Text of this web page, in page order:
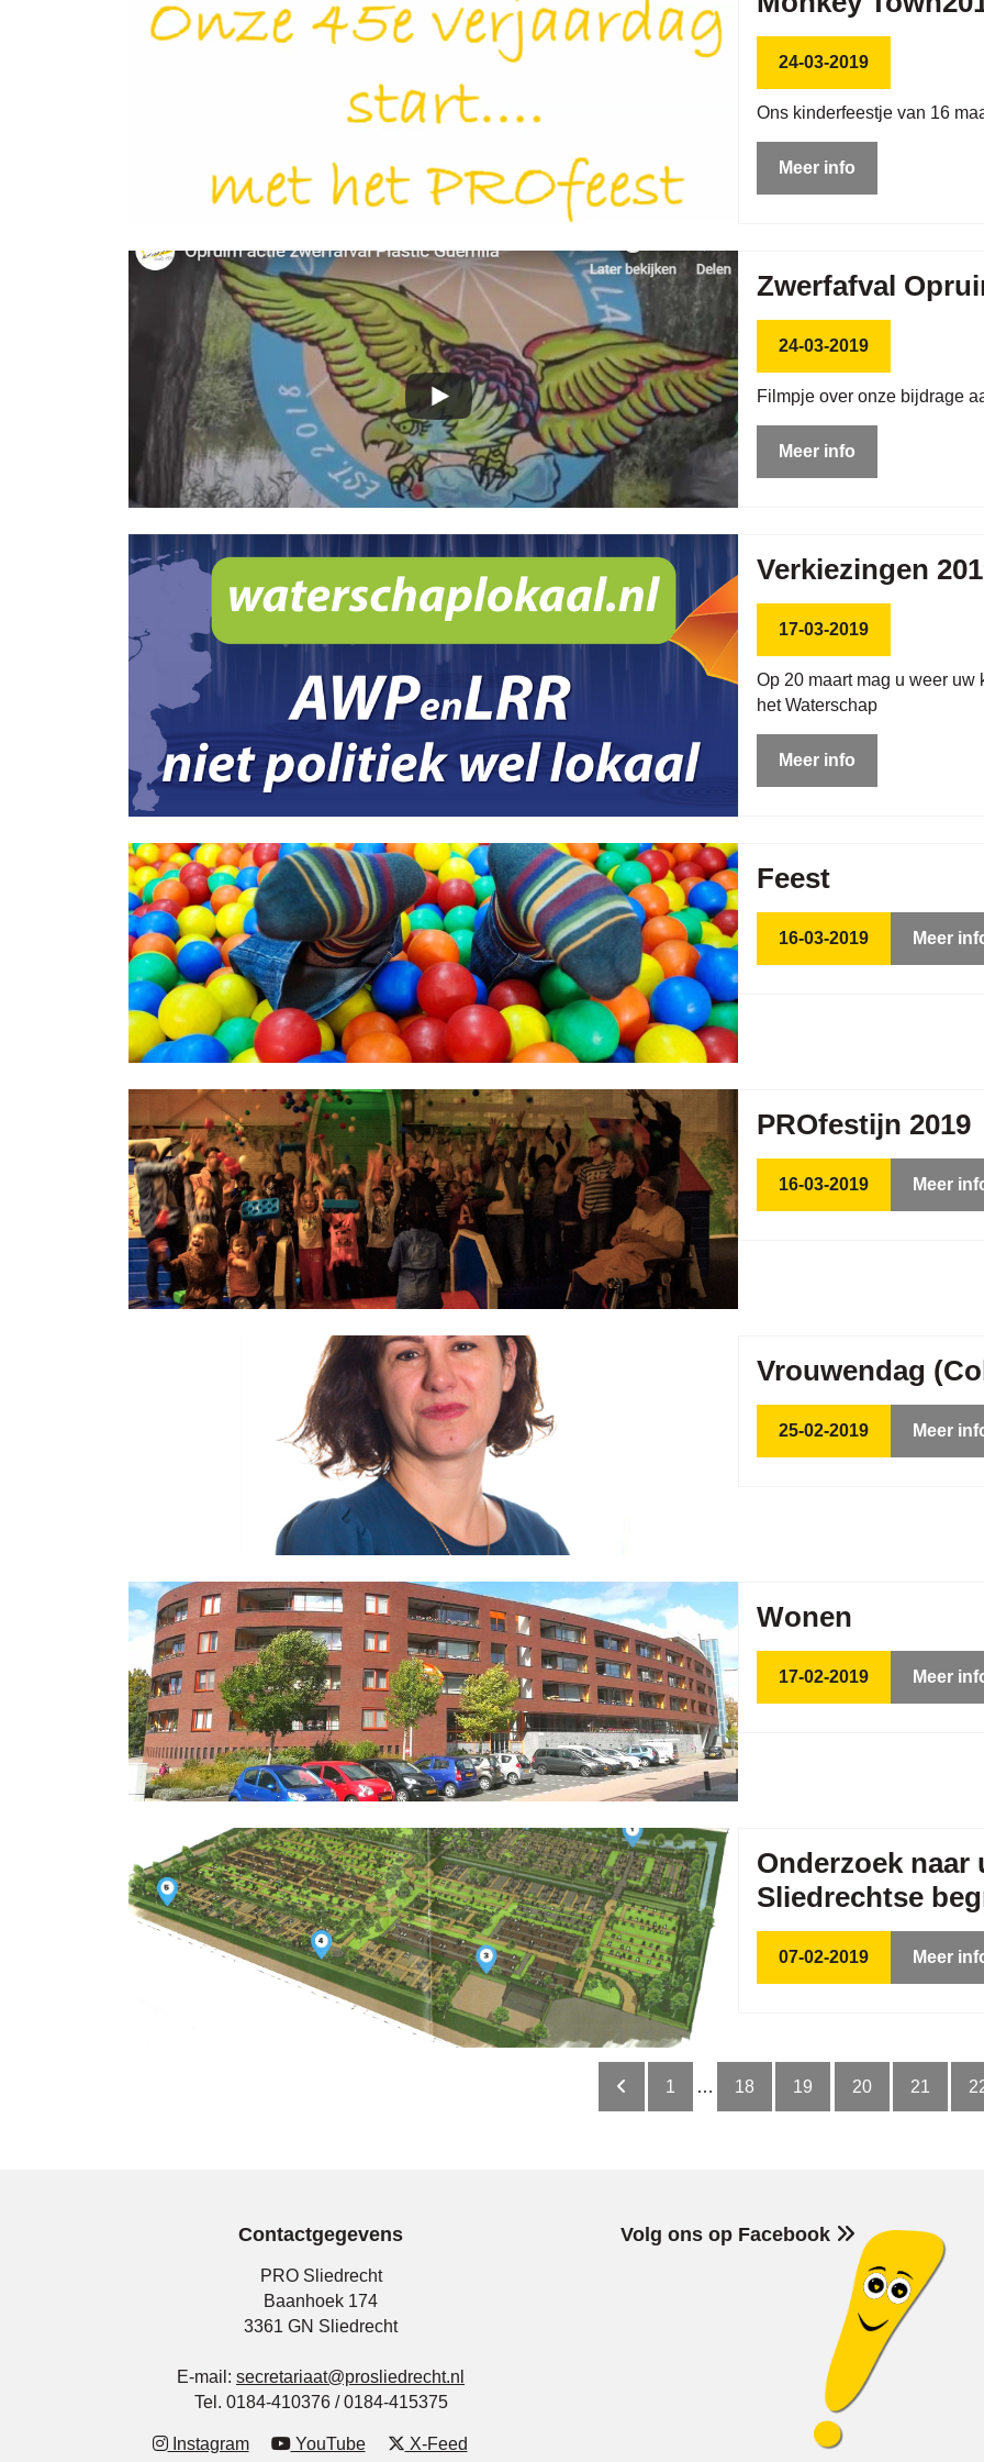
24-03-2019
Ons kinderfeestje van 16
Meer info
Zwerfafval
24-03-2019
Filmpje over onze bijdrage
Meer info
Verkiezingen
17-03-2019
Op 20 maart mag u weer
het Waterschap
Meer info
Feest
16-03-2019 Meer
PROfestijn 2019
16-03-2019 Meer
Vrouwendag
25-02-2019 Meer
Wonen
17-02-2019 Meer
Onderzoek
Sliedrechtse
07-02-2019 Meer
1 … 18 19 20 21
Contactgegevens
PRO Sliedrecht
Baanhoek 174
3361 GN Sliedrecht
E-mail: secretariaat@prosliedrecht.nl
Tel. 0184-410376 / 0184-415375
Instagram YouTube X-Feed
Volg ons op Facebook